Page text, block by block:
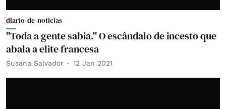
diario-de-noticias
"Toda a gente sabia." O escândalo de incesto que
abala a elite francesa
Susana Salvador 12 Jan 2021